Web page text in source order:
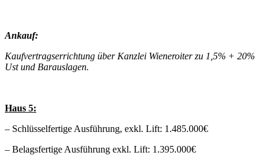
Ankauf:
Kaufvertragserrichtung über Kanzlei Wieneroiter zu 1,5% + 20%
Ust und Barauslagen.
Haus 5:
– Schlüsselfertige Ausführung, exkl. Lift: 1.485.000€
– Belagsfertige Ausführung exkl. Lift: 1.395.000€